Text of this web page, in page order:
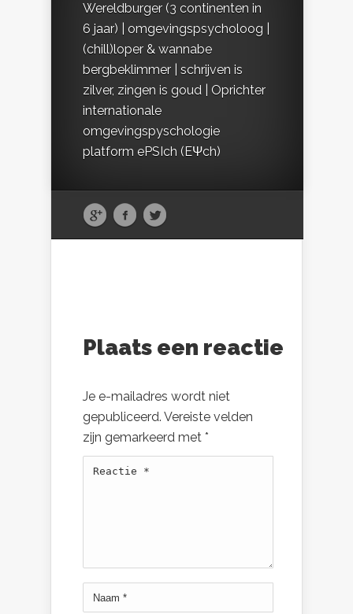
Wereldburger (3 continenten in
6 jaar) | omgevingspsycholoog |
(chill)loper & wannabe
bergbeklimmer | schrijven is
zilver, zingen is goud | Oprichter
internationale
omgevingspyschologie
platform ePSIch (EΨch)
Plaats een reactie
Je e-mailadres wordt niet
gepubliceerd. Vereiste velden
zijn gemarkeerd met *